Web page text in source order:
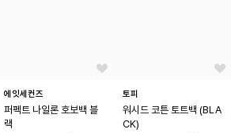
에잇세컨즈
퍼펙트 나일론 호보백 블
랙
토피
워시드 코튼 토트백 (BLA
CK)